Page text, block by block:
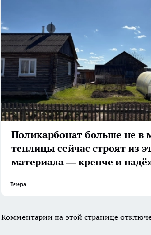
Поликарбонат больше не в
теплицы сейчас строят из
материала — крепче и
Вчера
Комментарии на этой странице